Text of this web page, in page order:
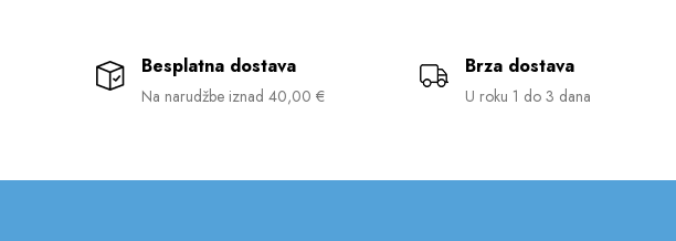
Besplatna dostava
Na narudžbe iznad 40,00 €
Brza dostava
U roku 1 do 3 dana